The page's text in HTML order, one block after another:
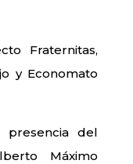
Fraternitas,
y Economato
del
Máximo